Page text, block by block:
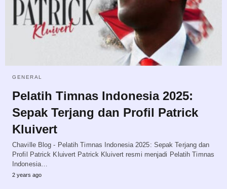
GENERAL
Pelatih Timnas Indonesia 2025:
Sepak Terjang dan Profil Patrick
Kluivert
Chaville Blog - Pelatih Timnas Indonesia 2025: Sepak Terjang dan
Profil Patrick Kluivert Patrick Kluivert resmi menjadi Pelatih Timnas
Indonesia…
2 years ago